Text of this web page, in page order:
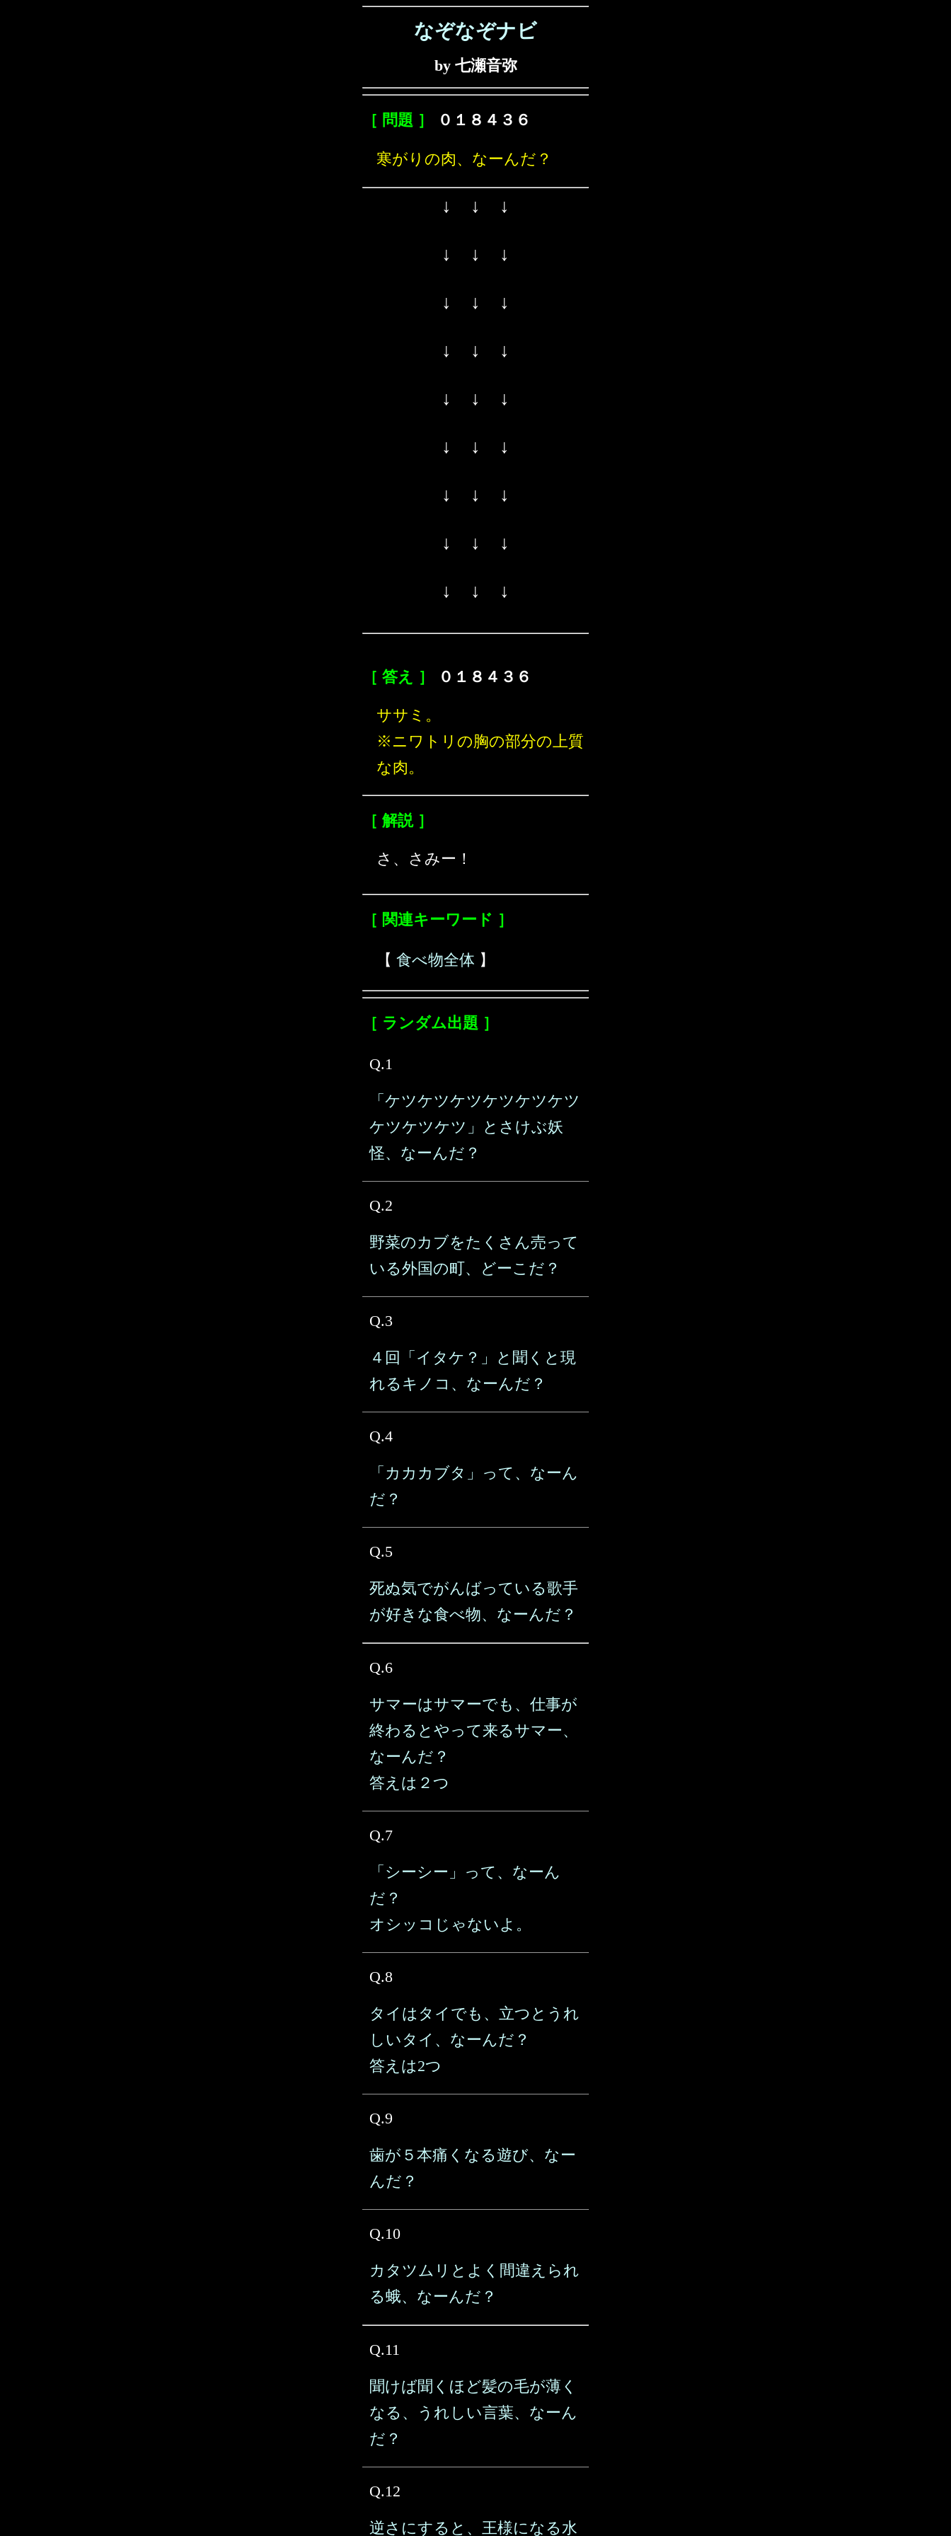
なぞなぞナビ
by 七瀬音弥
［ 問題 ］ ０１８４３６
寒がりの肉、なーんだ？
↓ ↓ ↓
↓ ↓ ↓
↓ ↓ ↓
↓ ↓ ↓
↓ ↓ ↓
↓ ↓ ↓
↓ ↓ ↓
↓ ↓ ↓
↓ ↓ ↓
［ 答え ］ ０１８４３６
ササミ。
※ニワトリの胸の部分の上質
な肉。
［ 解説 ］
さ、さみー！
［ 関連キーワード ］
【 食べ物全体 】
［ ランダム出題 ］
Q.1
「ケツケツケツケツケツケツ
ケツケツケツ」とさけぶ妖
怪、なーんだ？
Q.2
野菜のカブをたくさん売って
いる外国の町、どーこだ？
Q.3
４回「イタケ？」と聞くと現
れるキノコ、なーんだ？
Q.4
「カカカブタ」って、なーん
だ？
Q.5
死ぬ気でがんばっている歌手
が好きな食べ物、なーんだ？
Q.6
サマーはサマーでも、仕事が
終わるとやって来るサマー、
なーんだ？
答えは２つ
Q.7
「シーシー」って、なーん
だ？
オシッコじゃないよ。
Q.8
タイはタイでも、立つとうれ
しいタイ、なーんだ？
答えは2つ
Q.9
歯が５本痛くなる遊び、なー
んだ？
Q.10
カタツムリとよく間違えられ
る蛾、なーんだ？
Q.11
聞けば聞くほど髪の毛が薄く
なる、うれしい言葉、なーん
だ？
Q.12
逆さにすると、王様になる水